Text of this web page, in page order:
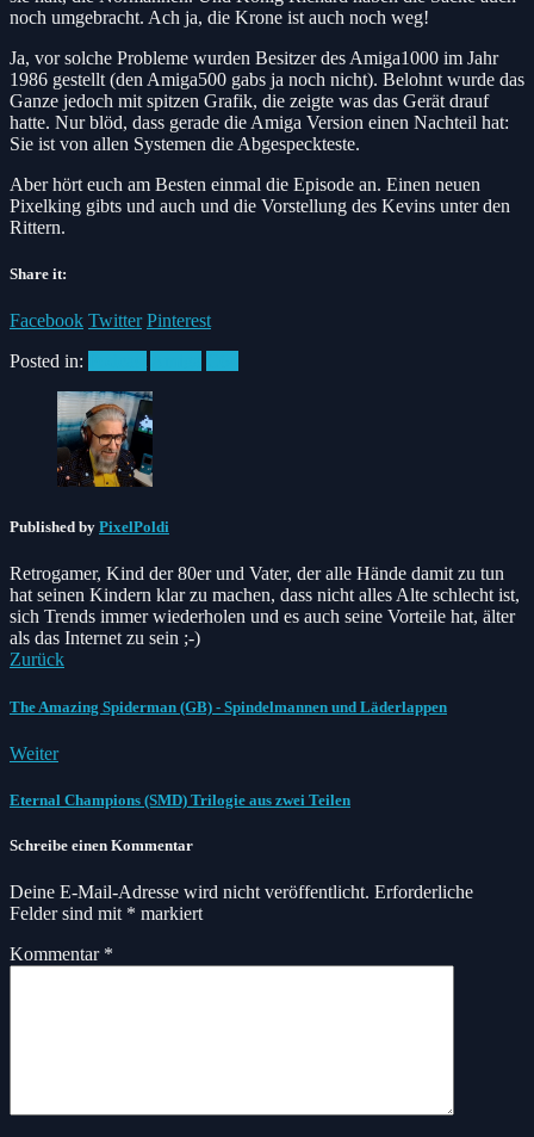
noch umgebracht. Ach ja, die Krone ist auch noch weg!
Ja, vor solche Probleme wurden Besitzer des Amiga1000 im Jahr
1986 gestellt (den Amiga500 gabs ja noch nicht). Belohnt wurde das
Ganze jedoch mit spitzen Grafik, die zeigte was das Gerät drauf
hatte. Nur blöd, dass gerade die Amiga Version einen Nachteil hat:
Sie ist von allen Systemen die Abgespeckteste.
Aber hört euch am Besten einmal die Episode an. Einen neuen
Pixelking gibts und auch und die Vorstellung des Kevins unter den
Rittern.
Share it:
Facebook Twitter Pinterest
Posted in:
Published by PixelPoldi
Retrogamer, Kind der 80er und Vater, der alle Hände damit zu tun
hat seinen Kindern klar zu machen, dass nicht alles Alte schlecht ist,
sich Trends immer wiederholen und es auch seine Vorteile hat, älter
als das Internet zu sein ;-)
Zurück
The Amazing Spiderman (GB) - Spindelmannen und Läderlappen
Weiter
Eternal Champions (SMD) Trilogie aus zwei Teilen
Schreibe einen Kommentar
Deine E-Mail-Adresse wird nicht veröffentlicht. Erforderliche
Felder sind mit * markiert
Kommentar *